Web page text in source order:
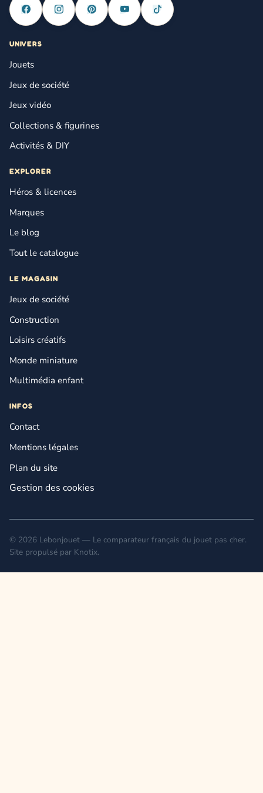
UNIVERS
Jouets
Jeux de société
Jeux vidéo
Collections & figurines
Activités & DIY
EXPLORER
Héros & licences
Marques
Le blog
Tout le catalogue
LE MAGASIN
Jeux de société
Construction
Loisirs créatifs
Monde miniature
Multimédia enfant
INFOS
Contact
Mentions légales
Plan du site
Gestion des cookies
© 2026 Lebonjouet — Le comparateur français du jouet pas cher.
Site propulsé par Knotix.